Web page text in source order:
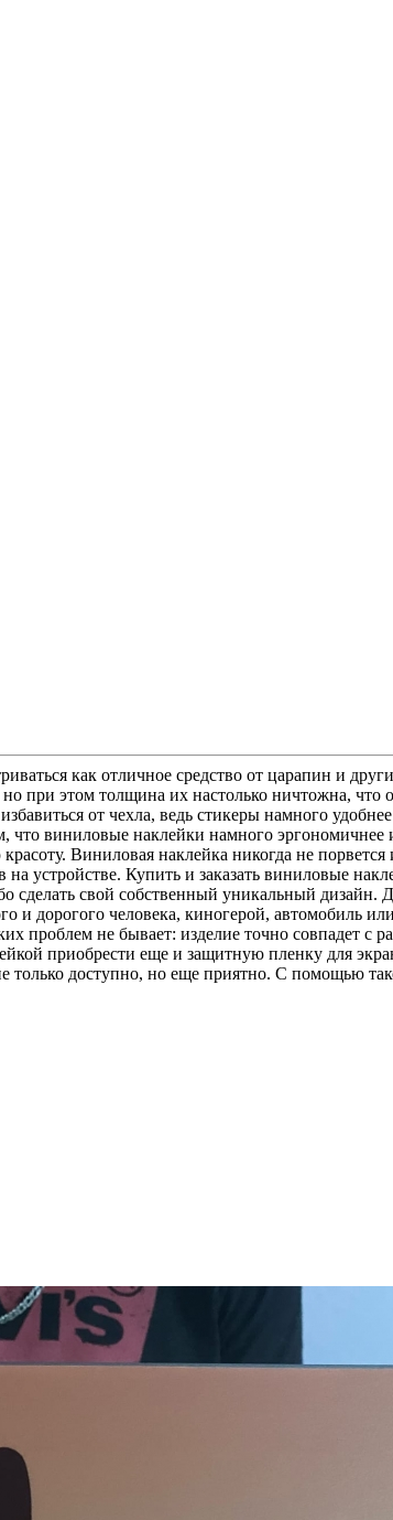
как отличное средство от царапин и
при этом толщина их настолько ничтожна, что
от чехла, ведь стикеры намного
что виниловые наклейки намного
Виниловая наклейка никогда не
на устройстве. Купить и заказать виниловые
свой собственный уникальный дизайн.
дорогого человека, киногерой, автомобиль
проблем не бывает: изделие точно совпадет с
приобрести еще и защитную пленку для
только доступно, но еще приятно. С помощью